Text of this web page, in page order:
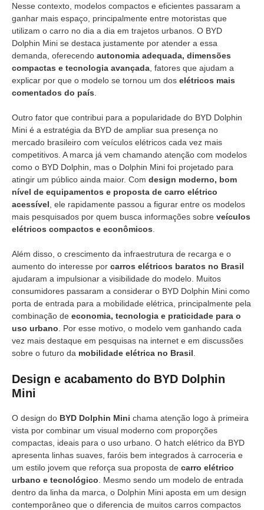
Nesse contexto, modelos compactos e eficientes passaram a
ganhar mais espaço, principalmente entre motoristas que
utilizam o carro no dia a dia em trajetos urbanos. O BYD
Dolphin Mini se destaca justamente por atender a essa
demanda, oferecendo autonomia adequada, dimensões
compactas e tecnologia avançada , fatores que ajudam a
explicar por que o modelo se tornou um dos elétricos mais
comentados do país
Outro fator que contribui para a popularidade do BYD Dolphin
Mini é a estratégia da BYD de ampliar sua presença no
mercado brasileiro com veículos elétricos cada vez mais
competitivos. A marca já vem chamando atenção com modelos
como o BYD Dolphin, mas o Dolphin Mini foi projetado para
atingir um público ainda maior. Com design moderno, bom
nível de equipamentos e proposta de carro elétrico
acessível , ele rapidamente passou a figurar entre os modelos
mais pesquisados por quem busca informações sobre veículos
elétricos compactos e econômicos
Além disso, o crescimento da infraestrutura de recarga e o
aumento do interesse por carros elétricos baratos no Brasil
ajudaram a impulsionar a visibilidade do modelo. Muitos
consumidores passaram a considerar o BYD Dolphin Mini como
porta de entrada para a mobilidade elétrica, principalmente pela
combinação de economia, tecnologia e praticidade para o
uso urbano . Por esse motivo, o modelo vem ganhando cada
vez mais destaque em pesquisas na internet e em discussões
sobre o futuro da mobilidade elétrica no Brasil
Design e acabamento do BYD Dolphin
Mini
O design do BYD Dolphin Mini chama atenção logo à primeira
vista por combinar um visual moderno com proporções
compactas, ideais para o uso urbano. O hatch elétrico da BYD
apresenta linhas suaves, faróis bem integrados à carroceria e
um estilo jovem que reforça sua proposta de carro elétrico
urbano e tecnológico . Mesmo sendo um modelo de entrada
dentro da linha da marca, o Dolphin Mini aposta em um design
contemporâneo que o diferencia de muitos carros compactos